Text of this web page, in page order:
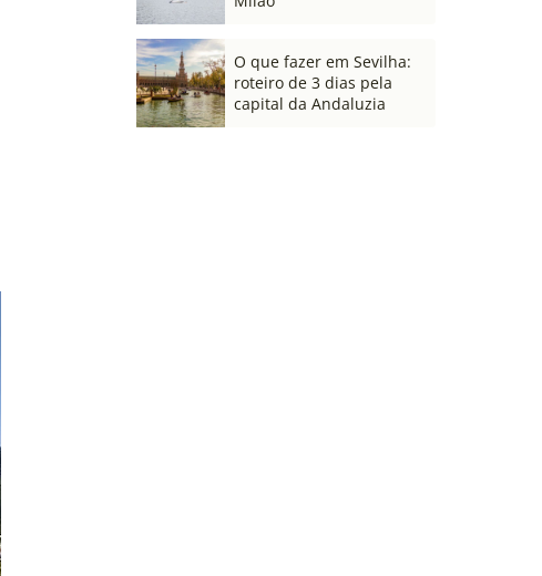
O que fazer em Sevilha:
roteiro de 3 dias pela
capital da Andaluzia